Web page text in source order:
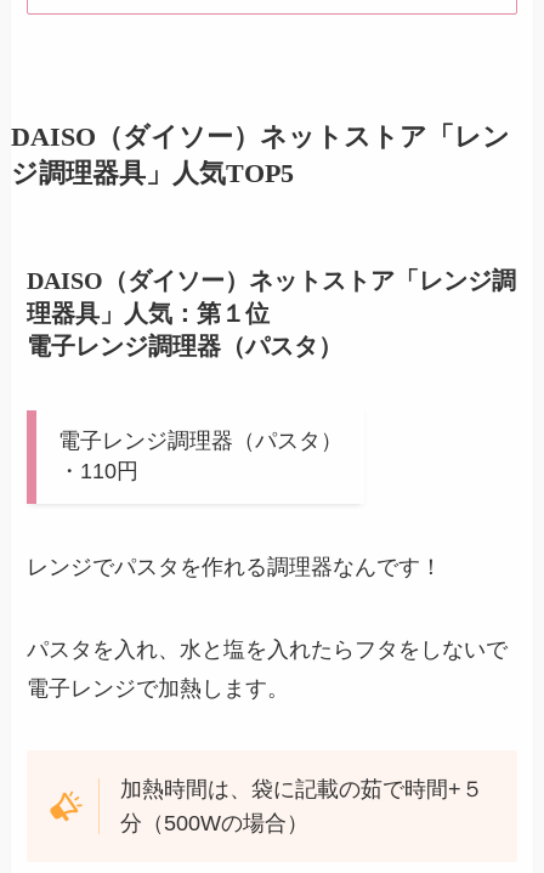
DAISO（ダイソー）ネットストア「レン
ジ調理器具」人気TOP5
DAISO（ダイソー）ネットストア「レンジ調
理器具」人気：第１位
電子レンジ調理器（パスタ）
電子レンジ調理器（パスタ）
・110円
レンジでパスタを作れる調理器なんです！
パスタを入れ、水と塩を入れたらフタをしないで
電子レンジで加熱します。
加熱時間は、袋に記載の茹で時間+５
分（500Wの場合）